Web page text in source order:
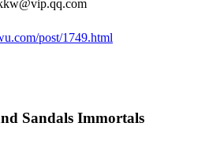
post/1749.html
Sandals Immortals